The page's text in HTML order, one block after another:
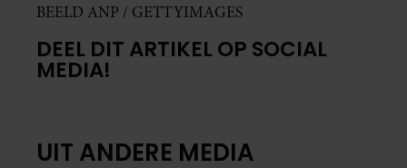
BEELD ANP / GETTYIMAGES
DEEL DIT ARTIKEL OP SOCIAL
MEDIA!
UIT ANDERE MEDIA